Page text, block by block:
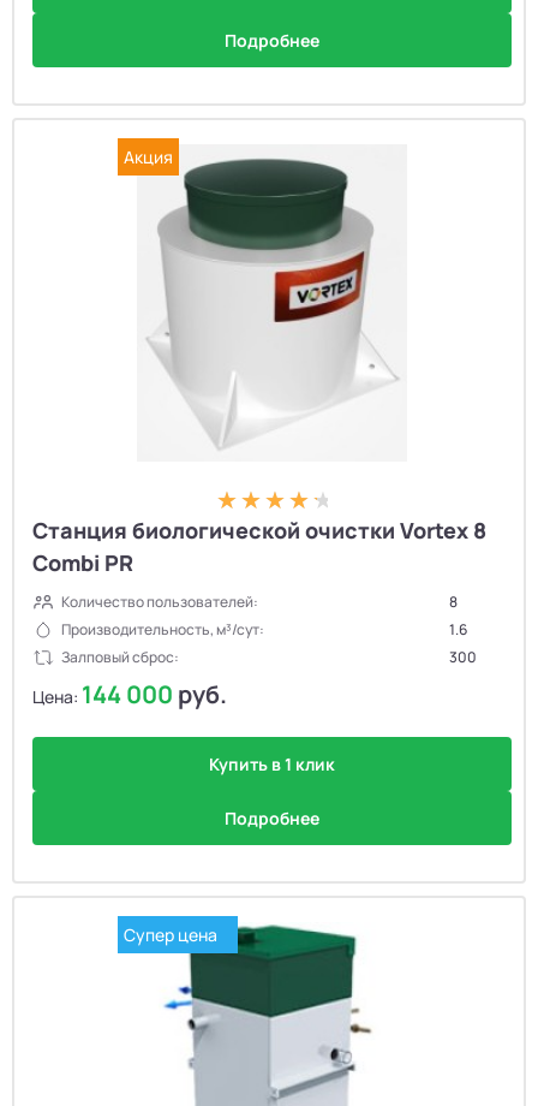
Подробнее
Акция
Станция биологической очистки Vortex 8
Combi PR
Количество пользователей:
8
Производительность, м³/сут:
1.6
Залповый сброс:
300
Цена: 144 000 руб.
Купить в 1 клик
Подробнее
Супер цена